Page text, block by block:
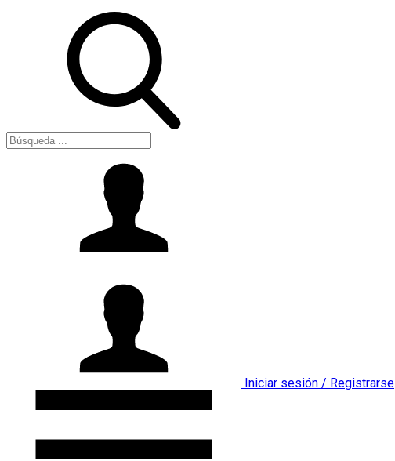
Iniciar sesión / Registrarse